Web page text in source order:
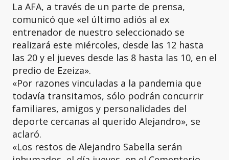
La AFA, a través de un parte de prensa,
comunicó que «el último adiós al ex
entrenador de nuestro seleccionado se
realizará este miércoles, desde las 12 hasta
las 20 y el jueves desde las 8 hasta las 10, en el
predio de Ezeiza».
«Por razones vinculadas a la pandemia que
todavía transitamos, sólo podrán concurrir
familiares, amigos y personalidades del
deporte cercanas al querido Alejandro», se
aclaró.
«Los restos de Alejandro Sabella serán